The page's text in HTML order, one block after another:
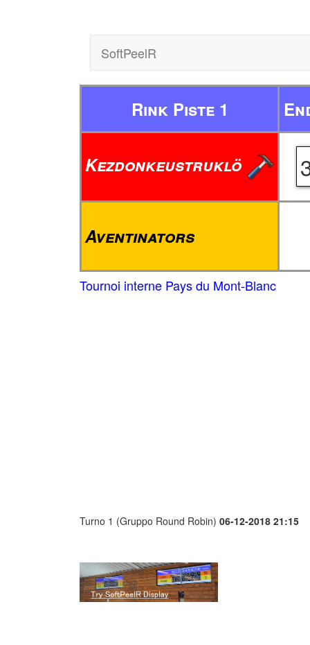
SoftPeelR
Rink Piste 1
Kezdonkeustruklö
Aventinators
Tournoi interne Pays du Mont-Blanc
Turno 1 (Gruppo Round Robin) 06-12-2018 21:15